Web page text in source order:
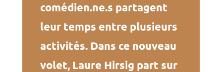
comédien.ne.s partagent
leur temps entre plusieurs
activités. Dans ce nouveau
volet, Laure Hirsig part sur